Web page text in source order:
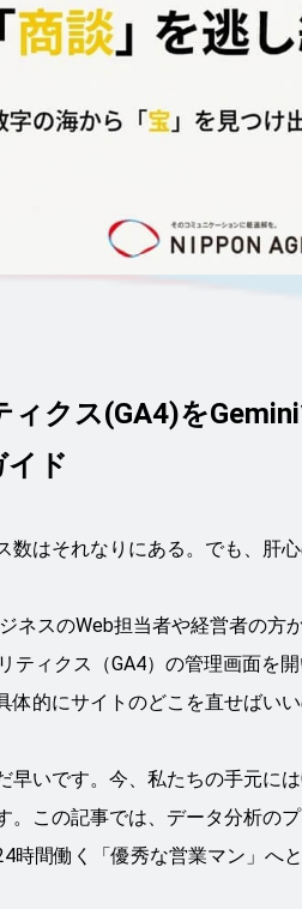
ィクス(GA4)を
ド
数はそれなりにある。でも、肝
ネスのWeb担当者や経営者の方
ティクス（GA4）の管理画面を
体的にサイトのどこを直せばい
早いです。今、私たちの手元に
。この記事では、データ分析の
時間働く「優秀な営業マン」へ